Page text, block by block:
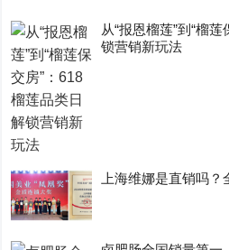
从“报恩榴莲”到“榴
锁营销新玩法
上海维娜是直销吗